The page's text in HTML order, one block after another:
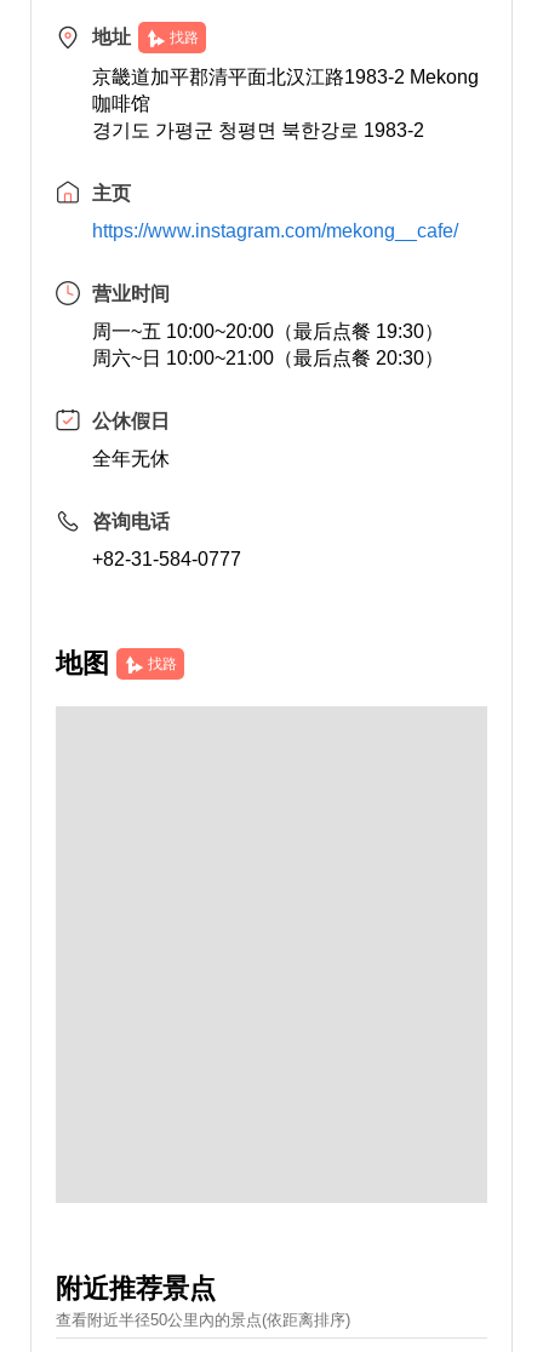
地址 找路
京畿道加平郡清平面北汉江路1983-2 Mekong
咖啡馆
경기도 가평군 청평면 북한강로 1983-2
主页
https://www.instagram.com/mekong__cafe/
营业时间
周一~五 10:00~20:00（最后点餐 19:30）
周六~日 10:00~21:00（最后点餐 20:30）
公休假日
全年无休
咨询电话
+82-31-584-0777
地图 找路
附近推荐景点
查看附近半径50公里內的景点(依距离排序)